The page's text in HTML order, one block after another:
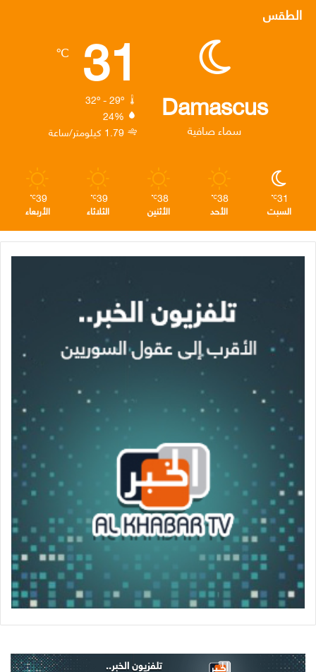
ب
و
ر
ا
ر
ا
الطقس
Damascus
سماء صافية
31
℃
32º - 29º
24%
1.79 كيلومتر/ساعة
31
℃
السبت
38
℃
الأحد
38
℃
الأثنين
39
℃
الثلاثاء
39
℃
الأربعاء